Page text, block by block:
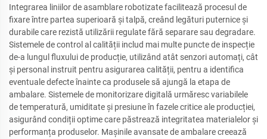
Integrarea liniilor de asamblare robotizate facilitează procesul de
fixare între partea superioară și talpă, creând legături puternice și
durabile care rezistă utilizării regulate fără separare sau degradare.
Sistemele de control al calității includ mai multe puncte de inspecție
de-a lungul fluxului de producție, utilizând atât senzori automați, cât
și personal instruit pentru asigurarea calității, pentru a identifica
eventuale defecte înainte ca produsele să ajungă la etapa de
ambalare. Sistemele de monitorizare digitală urmăresc variabilele
de temperatură, umiditate și presiune în fazele critice ale producției,
asigurând condiții optime care păstrează integritatea materialelor și
performanța produselor. Mașinile avansate de ambalare creează